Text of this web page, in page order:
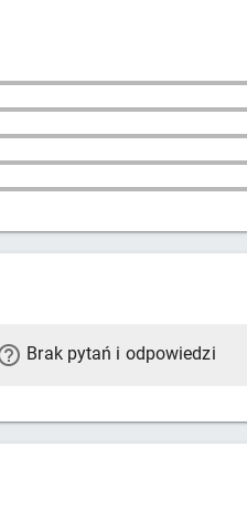
Brak pytań i odpowiedzi